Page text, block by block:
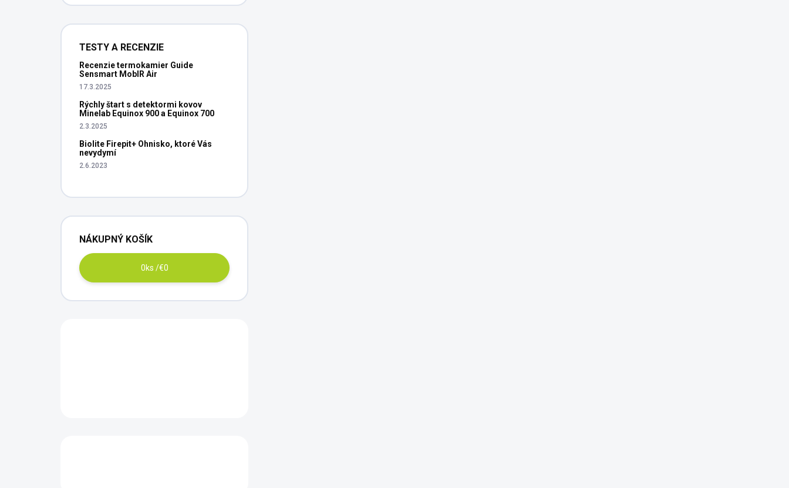
TESTY A RECENZIE
Recenzie termokamier Guide
Sensmart MobIR Air
17.3.2025
Rýchly štart s detektormi kovov
Minelab Equinox 900 a Equinox 700
2.3.2025
Biolite Firepit+ Ohnisko, ktoré Vás
nevydymí
2.6.2023
NÁKUPNÝ KOŠÍK
0ks /€0